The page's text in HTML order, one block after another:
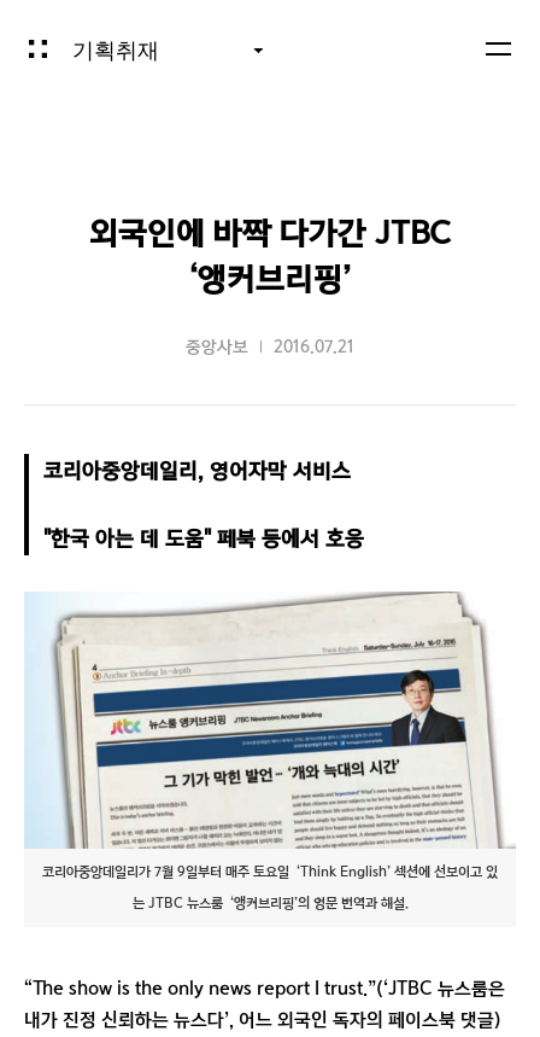
기획취재
외국인에 바짝 다가간 JTBC
‘앵커브리핑’
중앙사보 2016.07.21
코리아중앙데일리, 영어자막 서비스
"한국 아는 데 도움" 페북 등에서 호응
코리아중앙데일리가7월9일부터매주토요일 ‘ThinkEnglish’섹션에선보이고있
는JTBC뉴스룸 ‘앵커브리핑’의영문번역과해설.
“The show is the only news report I trust.”(‘JTBC 뉴스룸은
내가 진정 신뢰하는 뉴스다’, 어느 외국인 독자의 페이스북 댓글)